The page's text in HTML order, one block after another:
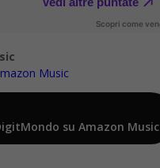
Music
su Amazon Music